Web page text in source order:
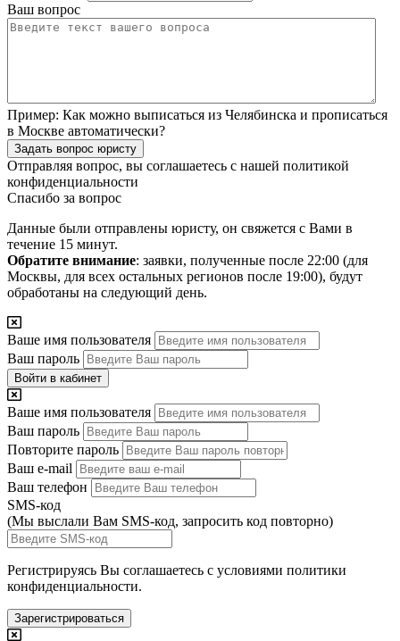
Ваш вопрос
Пример: Как можно выписаться из Челябинска и прописаться
в Москве автоматически?
Задать вопрос юристу
Отправляя вопрос, вы соглашаетесь с нашей политикой
конфиденциальности
Спасибо за вопрос
Данные были отправлены юристу, он свяжется с Вами в
течение 15 минут.
Обратите внимание: заявки, полученные после 22:00 (для
Москвы, для всех остальных регионов после 19:00), будут
обработаны на следующий день.
Ваше имя пользователя
Ваш пароль
Войти в кабинет
Ваше имя пользователя
Ваш пароль
Повторите пароль
Ваш e-mail
Ваш телефон
SMS-код
(Мы выслали Вам SMS-код, запросить код повторно)
Регистрируясь Вы соглашаетесь с условиями политики
конфиденциальности.
Зарегистрироваться